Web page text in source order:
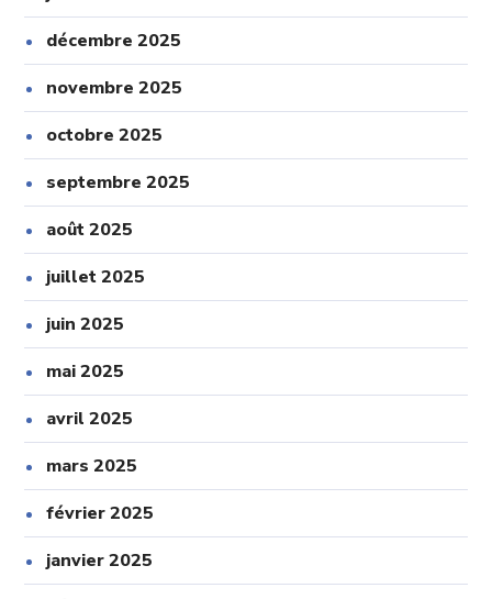
décembre 2025
novembre 2025
octobre 2025
septembre 2025
août 2025
juillet 2025
juin 2025
mai 2025
avril 2025
mars 2025
février 2025
janvier 2025